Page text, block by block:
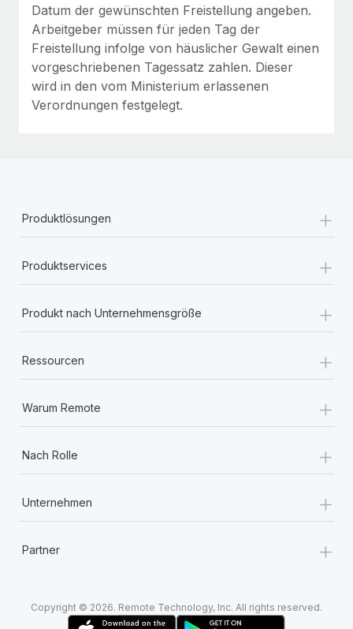
Datum der gewünschten Freistellung angeben.
Arbeitgeber müssen für jeden Tag der
Freistellung infolge von häuslicher Gewalt einen
vorgeschriebenen Tagessatz zahlen. Dieser
wird in den vom Ministerium erlassenen
Verordnungen festgelegt.
Produktlösungen +
Produktservices +
Produkt nach Unternehmensgröße +
Ressourcen +
Warum Remote +
Nach Rolle +
Unternehmen +
Partner +
Copyright © 2026. Remote Technology, Inc. All rights reserved.